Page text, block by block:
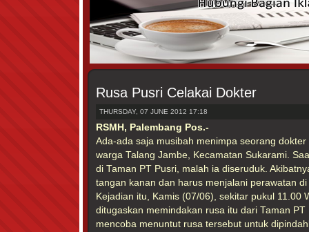
Rusa Pusri Celakai Dokter
THURSDAY, 07 JUNE 2012 17:18
RSMH, Palembang Pos.-
Ada-ada saja musibah menimpa seorang
warga Talang Jambe, Kecamatan Sukarami.
di Taman PT Pusri, malah ia diseruduk.
tangan kanan dan harus menjalani perawatan
Kejadian itu, Kamis (07/06), sekitar pukul 11.00
ditugaskan memindakan rusa itu dari Taman
mencoba menuntut rusa tersebut untuk